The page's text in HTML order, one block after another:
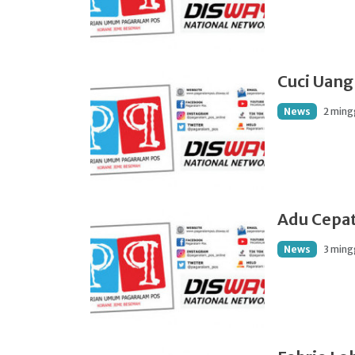
Cuci Uang
News 2
Adu
News 3